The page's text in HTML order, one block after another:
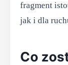
fragment
jak i dla
Co